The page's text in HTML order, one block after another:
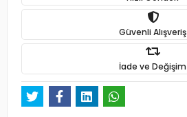
Güvenli Alışveriş
İade ve Değişim